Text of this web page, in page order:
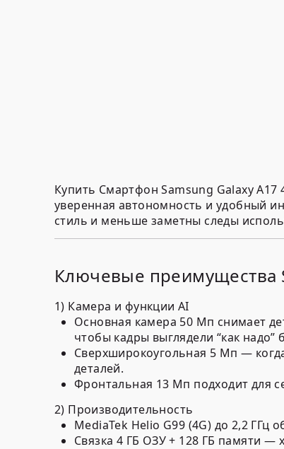
Купить Смартфон Samsung Galaxy
уверенная автономность и удобный
стиль и меньше заметны следы
Ключевые преимущества
1) Камера и функции AI
Основная камера 50 Мп снимает
чтобы кадры выглядели “как надо”
Сверхширокоугольная 5 Мп —
деталей.
Фронтальная 13 Мп подходит для
2) Производительность
MediaTek Helio G99 (4G) до 2,2 ГГц
Связка 4 ГБ ОЗУ + 128 ГБ памяти